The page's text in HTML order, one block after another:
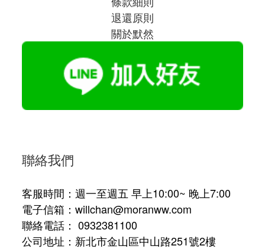
退還原則
關於默然
聯絡我們
客服時間：週一至週五 早上10:00~ 晚上7:00
電子信箱：willchan@moranww.com
聯絡電話： 0932381100
公司地址：新北市金山區中山路251號2樓